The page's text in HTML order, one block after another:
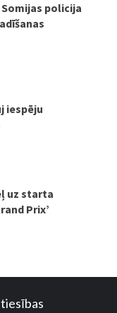
Somijas policija
iespēju
uz starta
Prix’